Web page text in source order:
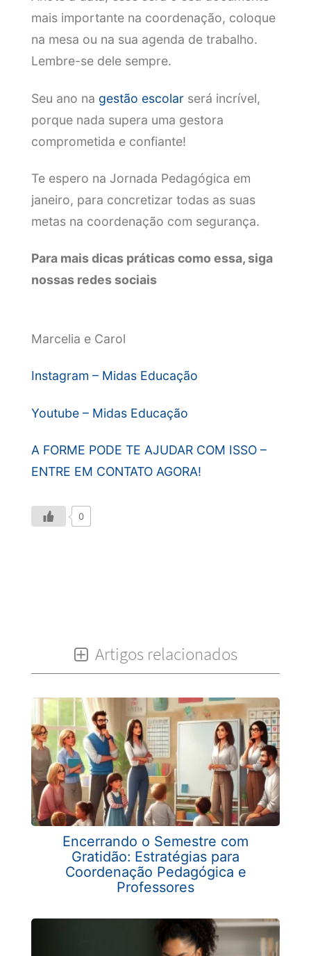
mais importante na coordenação, coloque
na mesa ou na sua agenda de trabalho.
Lembre-se dele sempre.
Seu ano na gestão escolarserá incrível,
porque nada supera uma gestora
comprometida e confiante!
Te espero na Jornada Pedagógica em
janeiro, para concretizar todas as suas
metas na coordenação com segurança.
Para mais dicas práticas como essa, siga
nossas redes sociais
Marcelia e Carol
Instagram – Midas Educação
Youtube – Midas Educação
A FORME PODE TE AJUDAR COM ISSO –
ENTRE EM CONTATO AGORA!
0
Artigos relacionados
Encerrando o Semestre com
Gratidão: Estratégias para
Coordenação Pedagógica e
Professores